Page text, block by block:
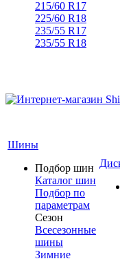
215/60 R17
225/60 R18
235/55 R17
235/55 R18
Шины
Подбор шин
Каталог шин
Подбор по
параметрам
Сезон
Всесезонные
шины
Зимние